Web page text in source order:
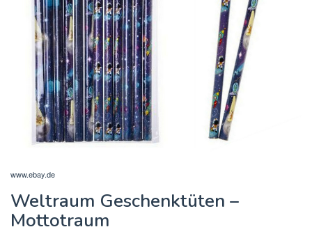
www.ebay.de
Weltraum Geschenktüten –
Mottotraum